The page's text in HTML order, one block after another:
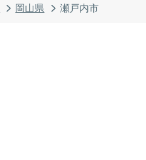
岡山県 瀬戸内市